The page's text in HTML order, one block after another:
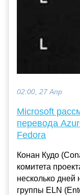
02:00, 27 Апр
Microsoft
перевода
Fedora
Конан Кудо
комитета
несколько дней
группы ELN